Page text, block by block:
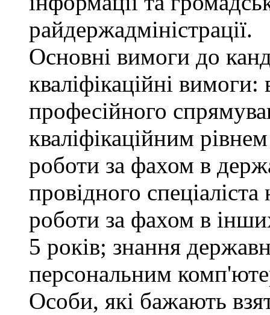
райдержадміністрації.
Основні вимоги до
кваліфікаційні
професійного
кваліфікаційним
роботи за фахом в
провідного
роботи за фахом в
5 років; знання
персональним
Особи, які бажають